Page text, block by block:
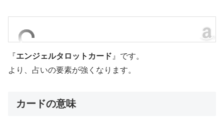
『エンジェルタロットカード 』です。
より、占いの要素が強くなります。
カードの意味